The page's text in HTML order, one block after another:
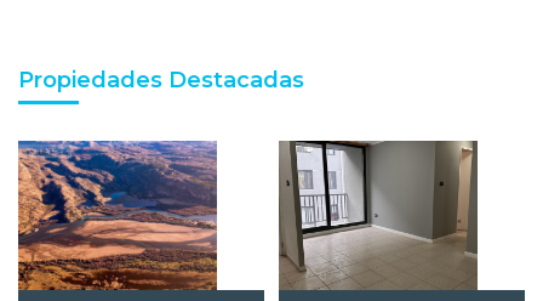
Propiedades Destacadas